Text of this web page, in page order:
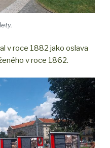
v roce 1882 jako oslava
v roce 1862.